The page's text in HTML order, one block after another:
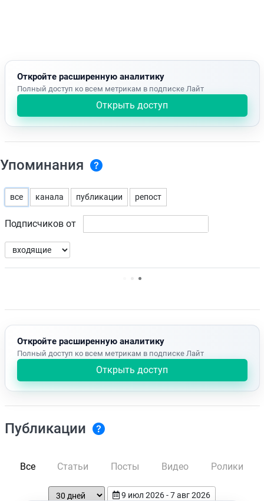
Откройте расширенную аналитику
Полный доступ ко всем метрикам в подписке Лайт
Открыть доступ
Упоминания
все канала публикации репост
Подписчиков от
Нет доступных упоминаний.
Откройте расширенную аналитику
Полный доступ ко всем метрикам в подписке Лайт
Открыть доступ
Публикации
Все Статьи Посты Видео Ролики
9 июл 2026 - 7 авг 2026